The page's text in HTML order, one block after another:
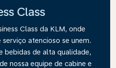
Class
Class da KLM, onde
atencioso se unem.
bebidas de alta qualidade,
nossa equipe de cabine e